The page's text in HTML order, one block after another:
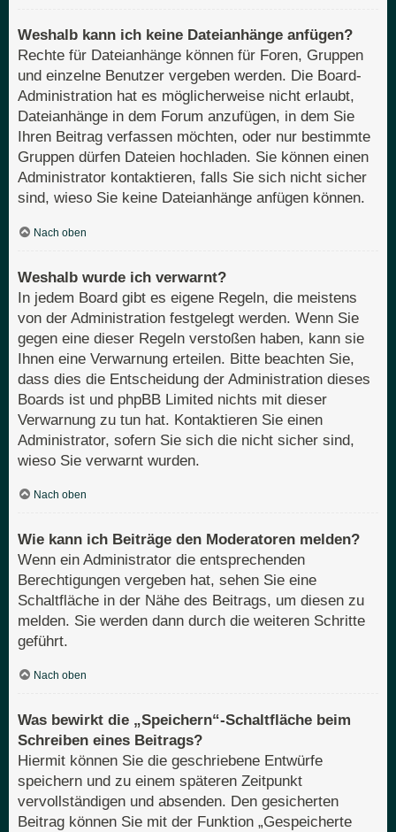
Weshalb kann ich keine Dateianhänge anfügen?
Rechte für Dateianhänge können für Foren, Gruppen
und einzelne Benutzer vergeben werden. Die Board-
Administration hat es möglicherweise nicht erlaubt,
Dateianhänge in dem Forum anzufügen, in dem Sie
Ihren Beitrag verfassen möchten, oder nur bestimmte
Gruppen dürfen Dateien hochladen. Sie können einen
Administrator kontaktieren, falls Sie sich nicht sicher
sind, wieso Sie keine Dateianhänge anfügen können.
Nach oben
Weshalb wurde ich verwarnt?
In jedem Board gibt es eigene Regeln, die meistens
von der Administration festgelegt werden. Wenn Sie
gegen eine dieser Regeln verstoßen haben, kann sie
Ihnen eine Verwarnung erteilen. Bitte beachten Sie,
dass dies die Entscheidung der Administration dieses
Boards ist und phpBB Limited nichts mit dieser
Verwarnung zu tun hat. Kontaktieren Sie einen
Administrator, sofern Sie sich die nicht sicher sind,
wieso Sie verwarnt wurden.
Nach oben
Wie kann ich Beiträge den Moderatoren melden?
Wenn ein Administrator die entsprechenden
Berechtigungen vergeben hat, sehen Sie eine
Schaltfläche in der Nähe des Beitrags, um diesen zu
melden. Sie werden dann durch die weiteren Schritte
geführt.
Nach oben
Was bewirkt die „Speichern“-Schaltfläche beim
Schreiben eines Beitrags?
Hiermit können Sie die geschriebene Entwürfe
speichern und zu einem späteren Zeitpunkt
vervollständigen und absenden. Den gesicherten
Beitrag können Sie mit der Funktion „Gespeicherte